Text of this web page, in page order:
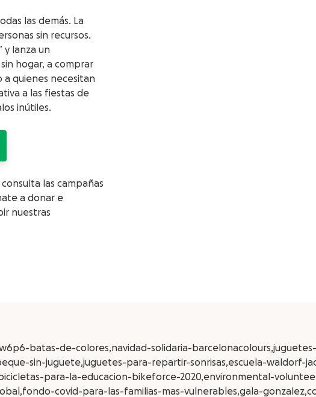
las demás. La
sin recursos.
y lanza un
hogar, a comprar
a quienes necesitan
a las fiestas de
inútiles.
las campañas
a donar e
nuestras
batas-de-colores,navidad-solidaria-
sin-juguete,juguetes-para-repartir-sonrisas,escuela-waldorf-
para-la-educacion-bikeforce-2020,environmental-
covid-para-las-familias-mas-vulnerables,gala-